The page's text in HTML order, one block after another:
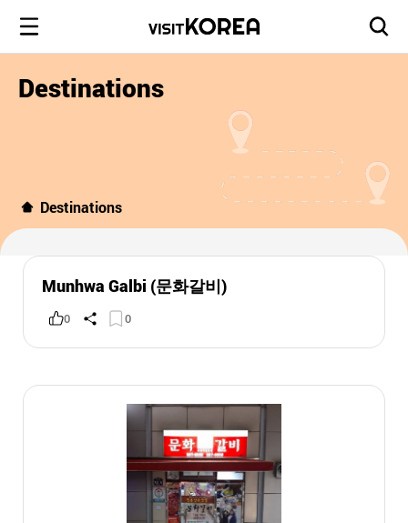
Destinations
Destinations
Munhwa Galbi (문화갈비)
0 0